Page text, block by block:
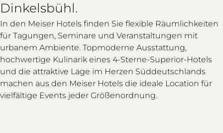
Dinkelsbühl.
In den Meiser Hotels finden Sie flexible Räumlichkeiten
für Tagungen, Seminare und Veranstaltungen mit
urbanem Ambiente. Topmoderne Ausstattung,
hochwertige Kulinarik eines 4-Sterne-Superior-Hotels
und die attraktive Lage im Herzen Süddeutschlands
machen aus den Meiser Hotels die ideale Location für
vielfältige Events jeder Größenordnung.